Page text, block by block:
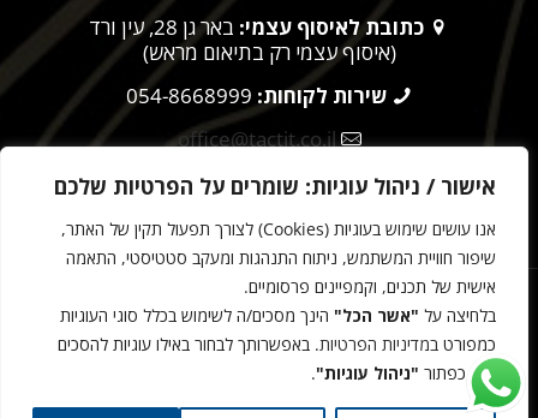
אישור / ניהול עוגיות: שומרים על הפרטיות שלכם
אנו עושים שימוש בעוגיות (Cookies) לצורך תפעול תקין של האתר,
שיפור חוויית המשתמש, ניתוח התנהגות ומעקב סטטיסטי, התאמה
אישית של תכנים, וקמפיינים פרסומיים.
בלחיצה על "אשר הכל" הינך מסכים/ה לשימוש בכלל סוגי העוגיות
כמפורט במדיניות הפרטיות. באפשרותך לבחור באילו עוגיות להסכים
דרך כפתור "ניהול עוגיות".
כתובת לאיסוף עצמי: באר גן 28, עין ורד
(איסוף עצמי רק בתיאום מראש)
שירות לקוחות: 054-8668999
office@tactit.co.il
שעות פעילות:9:00 – 17:00
מדיניות הפרטיות
הטקטית © 2025
עיצוב ובניית אתרים -